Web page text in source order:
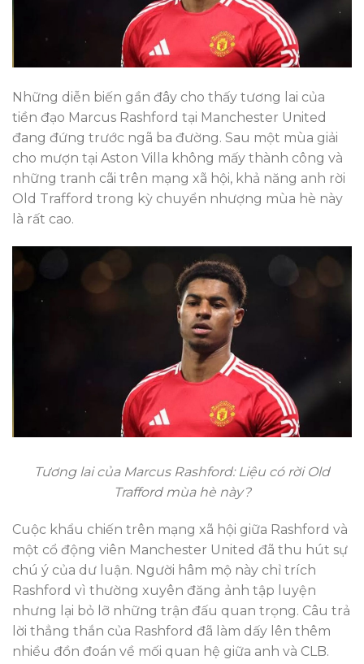
Những diễn biến gần đây cho thấy tương lai của
tiền đạo Marcus Rashford tại Manchester United
đang đứng trước ngã ba đường. Sau một mùa giải
cho mượn tại Aston Villa không mấy thành công và
những tranh cãi trên mạng xã hội, khả năng anh rời
Old Trafford trong kỳ chuyển nhượng mùa hè này
là rất cao.
Tương lai của Marcus Rashford: Liệu có rời Old
Trafford mùa hè này?
Cuộc khẩu chiến trên mạng xã hội giữa Rashford và
một cổ động viên Manchester United đã thu hút sự
chú ý của dư luận. Người hâm mộ này chỉ trích
Rashford vì thường xuyên đăng ảnh tập luyện
nhưng lại bỏ lỡ những trận đấu quan trọng. Câu trả
lời thẳng thắn của Rashford đã làm dấy lên thêm
nhiều đồn đoán về mối quan hệ giữa anh và CLB.